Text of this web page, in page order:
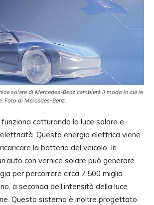
solare di Mercedes-Benz cambierà il modo in cui le
Foto di Mercedes-Benz.
catturando la luce solare e
Questa energia elettrica viene
la batteria del veicolo. In
con vernice solare può generare
per percorrere circa 7.500 miglia
a seconda dell’intensità della luce
Questo sistema è inoltre progettato